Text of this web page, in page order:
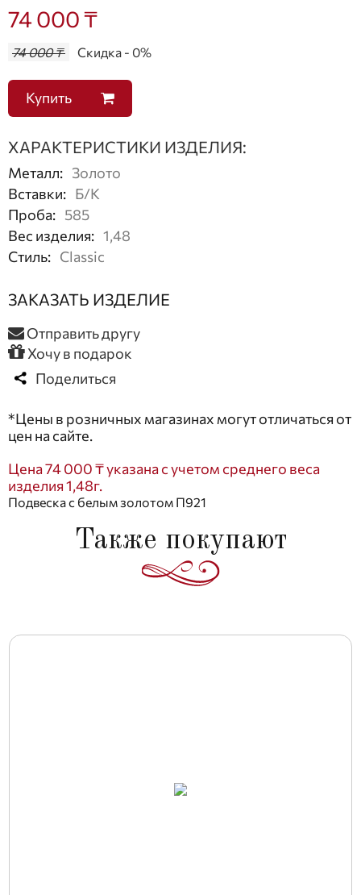
74 000 ₸
74 000 ₸ Скидка - 0%
Купить
ХАРАКТЕРИСТИКИ ИЗДЕЛИЯ:
Металл: Золото
Вставки: Б/К
Проба: 585
Вес изделия: 1,48
Стиль: Classic
ЗАКАЗАТЬ ИЗДЕЛИЕ
Отправить другу
Хочу в подарок
Поделиться
*Цены в розничных магазинах могут отличаться от
цен на сайте.
Цена 74 000 ₸ указана с учетом среднего веса
изделия 1,48г.
Подвеска с белым золотом П921
Также покупают